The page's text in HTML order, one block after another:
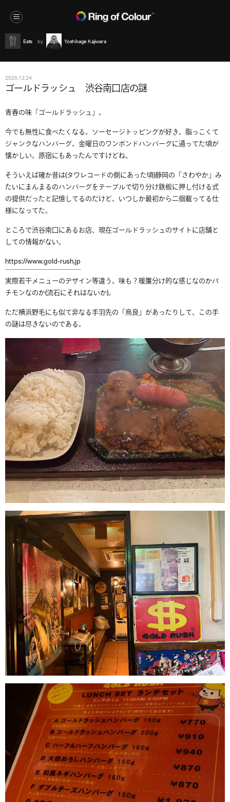
Eats Yoshikage Kajiwara
2020.12.24
ゴールドラッシュ 渋谷南口店の謎
青春の味「ゴールドラッシュ」。
今でも無性に食べたくなる。ソーセージトッピングが好き。脂っこくて
ジャンクなハンバーグ。金曜日のワンポンドハンバーグに通ってた頃が
懐かしい。原宿にもあったんですけどね。
そういえば確か昔は(タワレコードの側にあった頃)静岡の「さわやか」み
たいにまんまるのハンバーグをテーブルで切り分け鉄板に押し付ける式
の提供だったと記憶してるのだけど、いつしか最初から二個載ってる仕
様になってた。
ところで渋谷南口にあるお店、現在ゴールドラッシュのサイトに店舗と
しての情報がない。
https://www.gold-rush.jp
実際若干メニューのデザイン等違う。味も？暖簾分け的な感じなのかパ
チモンなのか(流石にそれはないか)。
ただ横浜野毛にも似て非なる手羽先の「鳥良」があったりして、この手
の謎は尽きないのである。